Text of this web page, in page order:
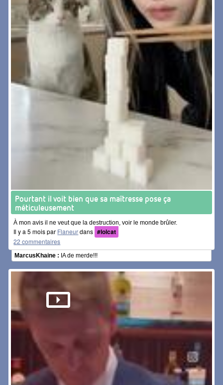
Pourtant il voit bien que sa maîtresse pose ça
méticuleusement
À mon avis il ne veut que la destruction, voir le monde brûler.
Il y a 5 mois par Flaneurdans #lolcat
22 commentaires
MarcusKhaine : IA de merde!!!